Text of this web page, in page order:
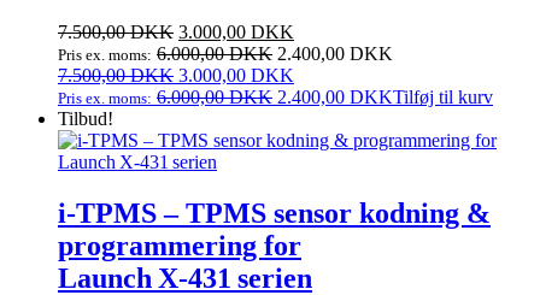
7.500,00DKK Den
oprindelige
pris
var:
3.000,00 DKK
aktuelle
er:
Pris ex. moms: 6.000,00DKK 2.400,00 DKK
7.500,00DKK Den
oprindelige
var:
7.500,00 DKK.
3.000,00 DKK
aktuelle
er:
Pris ex. moms: 6.000,00DKK 2.400,00 DKKTilføj til kurv
Tilbud!
i‑TPMS – TPMS sensor kodning &
programmering for
Launch X‑431 serien